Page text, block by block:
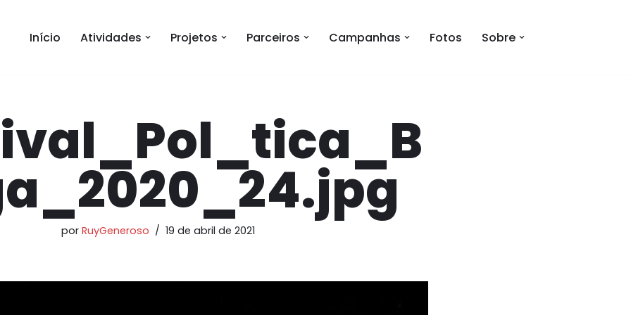
Início Atividades Projetos Parceiros Campanhas Fotos Sobre
por RuyGeneroso 19 de abril de 2021